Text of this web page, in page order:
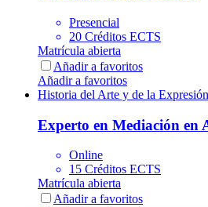
Presencial
20 Créditos ECTS
Matrícula abierta
Añadir a favoritos
Añadir a favoritos
Historia del Arte y de la
Experto en Mediación en
Online
15 Créditos ECTS
Matrícula abierta
Añadir a favoritos